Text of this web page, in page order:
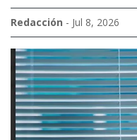
Redacción - Jul 8, 2026